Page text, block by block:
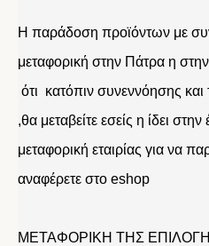
Η παράδοση προϊόντων με
μεταφορική στην Πάτρα η
ότι κατόπιν συνεννόησης και
,θα μεταβείτε εσείς η ίδει
μεταφορική εταιρίας για να
αναφέρετε στο eshop
ΜΕΤΑΦΟΡΙΚΗ ΤΗΣ